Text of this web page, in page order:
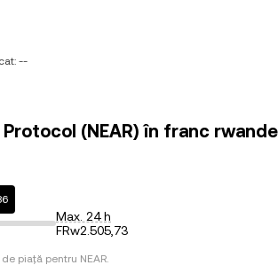
--
(NEAR) în franc
Max. 24 h
FRw2.505,73
piață pentru NEAR.